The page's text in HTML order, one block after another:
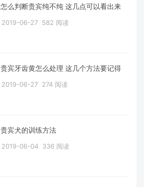
怎么判断贵宾纯不纯 这几点可以看出来
2019-06-27 582 阅读
贵宾牙齿黄怎么处理 这几个方法要记得
2019-06-27 274 阅读
贵宾犬的训练方法
2019-06-04 336 阅读